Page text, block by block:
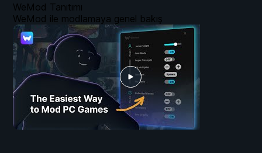
WeMod Tanıtımı
WeMod ile modlamaya genel bakış